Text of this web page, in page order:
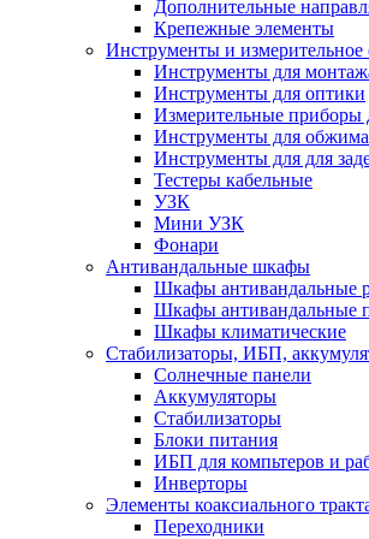
Дополнительные
Крепежные элементы
Инструменты и измерительное
Инструменты для
Инструменты для оптики
Измерительные приборы
Инструменты для обжима
Инструменты для для
Тестеры кабельные
УЗК
Мини УЗК
Фонари
Антивандальные шкафы
Шкафы антивандальные
Шкафы антивандальные
Шкафы климатические
Стабилизаторы, ИБП,
Солнечные панели
Аккумуляторы
Стабилизаторы
Блоки питания
ИБП для компьтеров и
Инверторы
Элементы коаксиального
Переходники